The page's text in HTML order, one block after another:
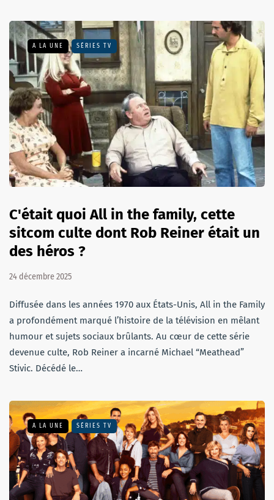
A LA UNE SÉRIES TV
C'était quoi All in the family, cette
sitcom culte dont Rob Reiner était un
des héros ?
24 décembre 2025
Diffusée dans les années 1970 aux États-Unis, All in the Family
a profondément marqué l’histoire de la télévision en mêlant
humour et sujets sociaux brûlants. Au cœur de cette série
devenue culte, Rob Reiner a incarné Michael “Meathead”
Stivic. Décédé le…
A LA UNE SÉRIES TV